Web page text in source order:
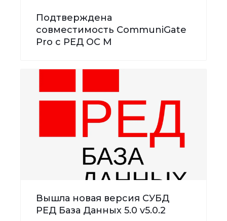
Подтверждена
совместимость CommuniGate
Pro с РЕД ОС М
Вышла новая версия СУБД
РЕД База Данных 5.0 v5.0.2